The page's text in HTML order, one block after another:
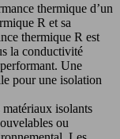
thermique d’un
R et sa
thermique R est
la conductivité
Une
pour une isolation
isolants
ou